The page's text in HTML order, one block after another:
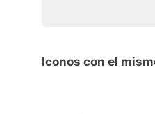
Iconos con el